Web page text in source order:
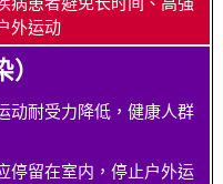
外运动
动耐受力降低，健康人群
停留在室内，停止户外运